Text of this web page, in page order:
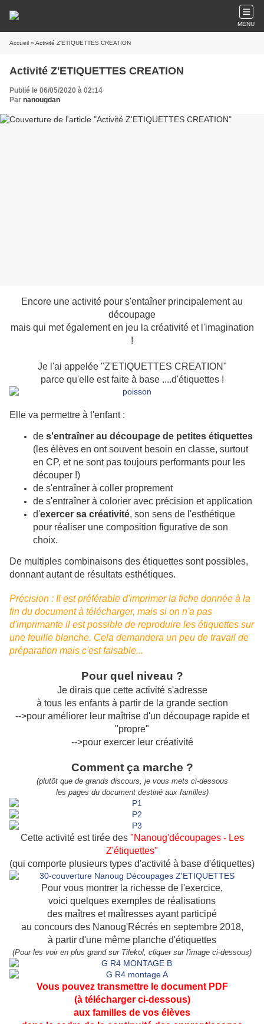
MENU
Accueil » Activité Z'ETIQUETTES CREATION
Activité Z'ETIQUETTES CREATION
Publié le 06/05/2020 à 02:14
Par nanougdan
Encore une activité pour s'entaîner principalement au
découpage
mais qui met également en jeu la créativité et l'imagination
!
Je l'ai appelée "Z'ETIQUETTES CREATION"
parce qu'elle est faite à base ....d'étiquettes !
Elle va permettre à l'enfant :
de s'entraîner au découpage de petites étiquettes
(les élèves en ont souvent besoin en classe, surtout
en CP, et ne sont pas toujours performants pour les
découper !)
de s'entraîner à coller proprement
de s'entraîner à colorier avec précision et application
d'exercer sa créativité, son sens de l'esthétique
pour réaliser une composition figurative de son
choix.
De multiples combinaisons des étiquettes sont possibles,
donnant autant de résultats esthétiques.
Précision : Il est préférable d'imprimer la fiche donnée à la
fin du document à télécharger, mais si on n'a pas
d'imprimante il est possible de reproduire les étiquettes sur
une feuille blanche. Cela demandera un peu de travail de
préparation mais c'est faisable...
Pour quel niveau ?
Je dirais que cette activité s'adresse
à tous les enfants à partir de la grande section
-->pour améliorer leur maîtrise d'un découpage rapide et
"propre"
-->pour exercer leur créativité
Comment ça marche ?
(plutôt que de grands discours, je vous mets ci-dessous
les pages du document destiné aux familles)
Cette activité est tirée des "Nanoug'découpages - Les
Z'étiquettes"
(qui comporte plusieurs types d'activité à base d'étiquettes)
Pour vous montrer la richesse de l'exercice,
voici quelques exemples de réalisations
des maîtres et maîtresses ayant participé
au concours des Nanoug'Récrés en septembre 2018,
à partir d'une même planche d'étiquettes
(Pour les voir en plus grand sur Tilekol, cliquer sur l'image ci-dessous)
Vous pouvez transmettre le document PDF
(à télécharger ci-dessous)
aux familles de vos élèves